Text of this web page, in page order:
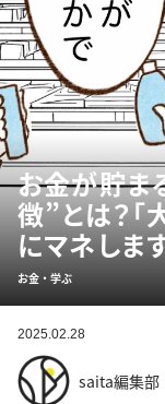
お金が貯ま
徴”とは？「
にマネしま
お金・学ぶ
2025.02.28
saita編集部